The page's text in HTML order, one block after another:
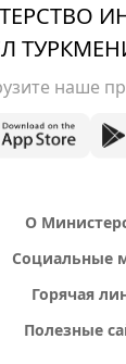
наше
О
Социальные
Горячая
Полезные